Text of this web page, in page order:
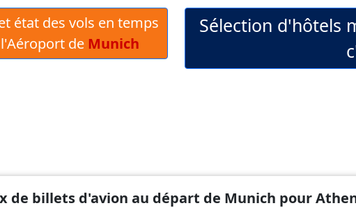
état des vols en temps
de Munich
Sélection d'hôtels
de billets d'avion au départ de Munich pour